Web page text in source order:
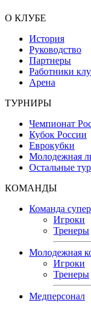
О КЛУБЕ
История
Руководство
Партнеры
Работники
Арена
ТУРНИРЫ
Чемпионат
Кубок России
Еврокубки
Молодежная
Остальные
КОМАНДЫ
Команда
Игроки
Тренеры
Молодежная
Игроки
Тренеры
Медперсонал